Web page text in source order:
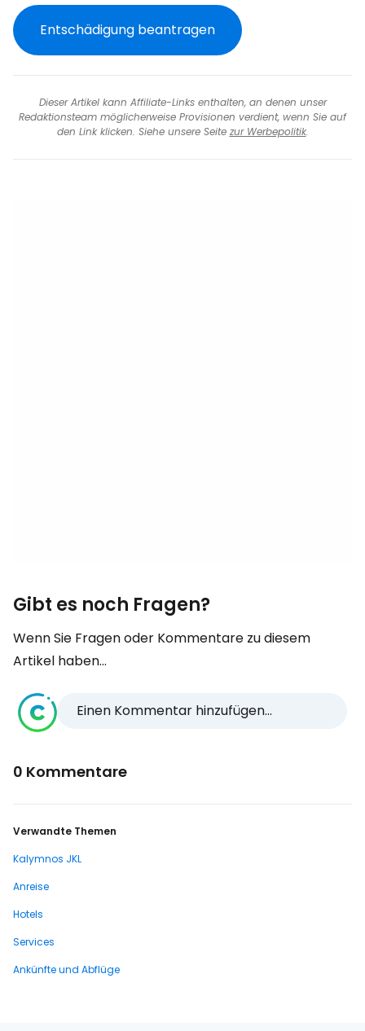
Entschädigung beantragen
Dieser Artikel kann Affiliate-Links enthalten, an denen unser
Redaktionsteam möglicherweise Provisionen verdient, wenn Sie auf
den Link klicken. Siehe unsere Seite zur Werbepolitik.
Gibt es noch Fragen?
Wenn Sie Fragen oder Kommentare zu diesem
Artikel haben...
Einen Kommentar hinzufügen...
0 Kommentare
Verwandte Themen
Kalymnos JKL
Anreise
Hotels
Services
Ankünfte und Abflüge